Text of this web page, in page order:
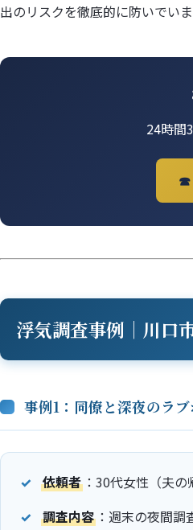
出のリスクを徹底的に防いでいま
24時間
☎
浮気調査事例｜川口
事例1：同僚と深夜のラ
依頼者 ：30代女性（夫の
調査内容 ：週末の夜間調